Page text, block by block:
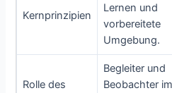
Kernprinzipien
Lernen und
vorbereitete
Umgebung.
Rolle des
Begleiter und
Beobachter im